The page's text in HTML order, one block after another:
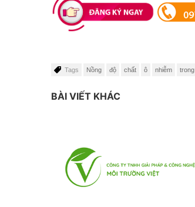
Tags Nồng độ chất ô nhiễm trong
BÀI VIẾT KHÁC